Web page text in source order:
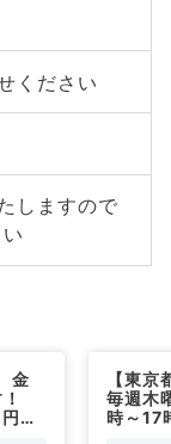
ください
しますので
金
★
【東
毎週木
時～17